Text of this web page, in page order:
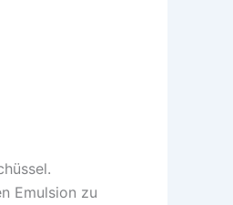
Emulsion zu